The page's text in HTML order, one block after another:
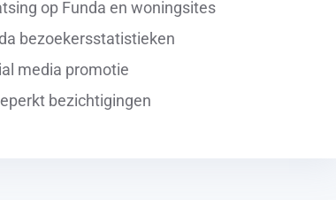
op Funda en woningsites
bezoekersstatistieken
media promotie
bezichtigingen